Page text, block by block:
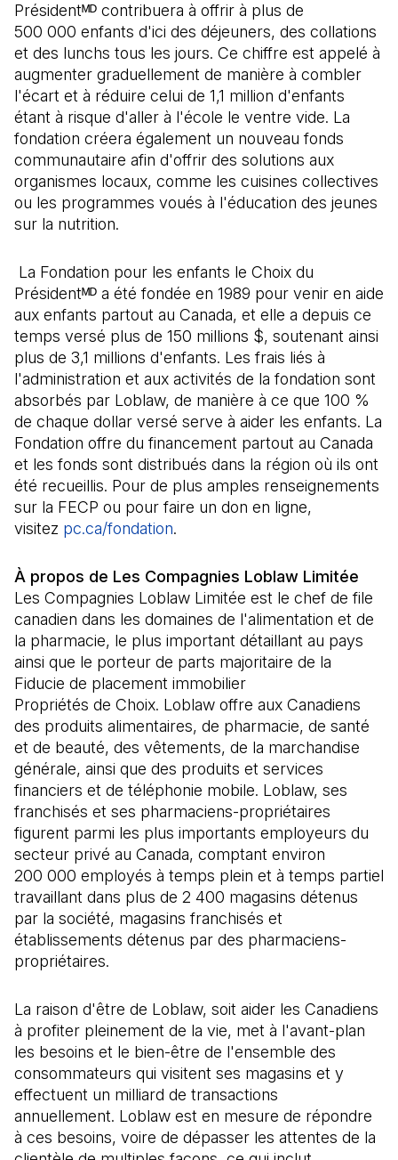
Présidentᴹᴰ contribuera à offrir à plus de
500 000 enfants d'ici des déjeuners, des collations
et des lunchs tous les jours. Ce chiffre est appelé à
augmenter graduellement de manière à combler
l'écart et à réduire celui de 1,1 million d'enfants
étant à risque d'aller à l'école le ventre vide. La
fondation créera également un nouveau fonds
communautaire afin d'offrir des solutions aux
organismes locaux, comme les cuisines collectives
ou les programmes voués à l'éducation des jeunes
sur la nutrition.
La Fondation pour les enfants le Choix du
Présidentᴹᴰ a été fondée en 1989 pour venir en aide
aux enfants partout au Canada, et elle a depuis ce
temps versé plus de 150 millions $, soutenant ainsi
plus de 3,1 millions d'enfants. Les frais liés à
l'administration et aux activités de la fondation sont
absorbés par Loblaw, de manière à ce que 100 %
de chaque dollar versé serve à aider les enfants. La
Fondation offre du financement partout au Canada
et les fonds sont distribués dans la région où ils ont
été recueillis. Pour de plus amples renseignements
sur la FECP ou pour faire un don en ligne,
visitez pc.ca/fondation(Il s'ouvre dans un nouvel
.
À propos de Les Compagnies Loblaw Limitée
Les Compagnies Loblaw Limitée est le chef de file
canadien dans les domaines de l'alimentation et de
la pharmacie, le plus important détaillant au pays
ainsi que le porteur de parts majoritaire de la
Fiducie de placement immobilier
Propriétés de Choix. Loblaw offre aux Canadiens
des produits alimentaires, de pharmacie, de santé
et de beauté, des vêtements, de la marchandise
générale, ainsi que des produits et services
financiers et de téléphonie mobile. Loblaw, ses
franchisés et ses pharmaciens-propriétaires
figurent parmi les plus importants employeurs du
secteur privé au Canada, comptant environ
200 000 employés à temps plein et à temps partiel
travaillant dans plus de 2 400 magasins détenus
par la société, magasins franchisés et
établissements détenus par des pharmaciens-
propriétaires.
La raison d'être de Loblaw, soit aider les Canadiens
à profiter pleinement de la vie, met à l'avant-plan
les besoins et le bien-être de l'ensemble des
consommateurs qui visitent ses magasins et y
effectuent un milliard de transactions
annuellement. Loblaw est en mesure de répondre
à ces besoins, voire de dépasser les attentes de la